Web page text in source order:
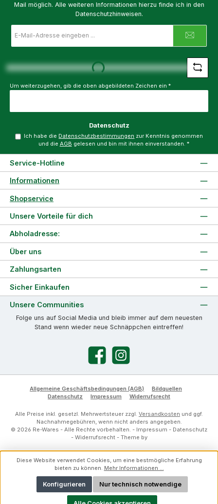
Mail möglich. Alle weiteren Informationen hierzu finde ich in den
Datenschutzhinweisen.
Mail-
Loading...
Um weiterzugehen, gib die oben abgebildeten Zeichen ein *
Datenschutz
Ich habe die Datenschutzbestimmungen zur Kenntnis genommen
und die AGB gelesen und bin mit ihnen einverstanden. *
Service-Hotline
Informationen
Shopservice
Unsere Vorteile für dich
Über uns
Zahlungsarten
Abholadresse:
Sicher Einkaufen
Unsere Communities
Folge uns auf Social Media und bleib immer auf dem neuesten
Stand wenn wieder neue Schnäppchen eintreffen!
FacebookInstagram
Allgemeine Geschäftsbedingungen (AGB)
Bildquellen
Datenschutz
Impressum Widerrufsrecht
Alle Preise inkl. gesetzl. Mehrwertsteuer zzgl. Versandkosten und ggf.
Nachnahmegebühren, wenn nicht anders angegeben.
© 2026 Re-Wares - Alle Rechte vorbehalten. - Impressum - Datenschutz
- Widerrufsrecht- Theme by
Diese Website verwendet Cookies, um eine bestmögliche Erfahrung
bieten zu können. Mehr Informationen ...
Nur technisch notwendige
Konfigurieren